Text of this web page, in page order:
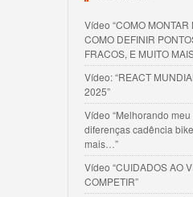
Vídeo “COMO MONTAR
COMO DEFINIR
FRACOS, E MUITO
Vídeo: “REACT
2025”
Vídeo “Melhorando
diferenças cadência
mais…”
Vídeo “CUIDADOS AO
COMPETIR”